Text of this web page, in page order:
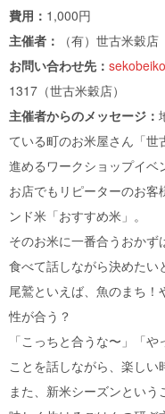
費用： 1,000円
主催者：
（有）世古米穀店
お問い合わせ先：
1317（世古米穀店）
主催者からのメッセージ：
ている町のお米屋さん「世
進めるワークショップイベ
お店でもリピーターのお客
ンド米「おすすめ米」。
そのお米に一番合うおかず
食べて話しながら決めたい
尾鷲といえば、魚のまち
性が合う？
「こっちと合うな〜」「
ことを話しながら、楽しい
また、新米シーズンとい